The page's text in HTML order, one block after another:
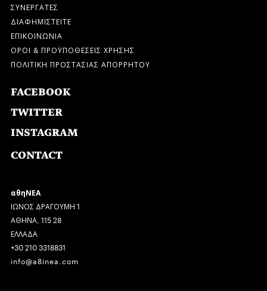
ΣΥΝΕΡΓΑΤΕΣ
ΔΙΑΦΗΜΙΣΤΕΙΤΕ
ΕΠΙΚΟΙΝΩΝΙΑ
ΟΡΟΙ & ΠΡΟΫΠΟΘΕΣΕΙΣ ΧΡΗΣΗΣ
ΠΟΛΙΤΙΚΗ ΠΡΟΣΤΑΣΙΑΣ ΑΠΟΡΡΗΤΟΥ
FACEBOOK
TWITTER
INSTAGRAM
CONTACT
αθηΝΕΑ
ΙΩΝΟΣ ΔΡΑΓΟΥΜΗ 1
ΑΘΗΝΑ, 115 28
ΕΛΛΑΔΑ
+30 210 3318831
info@a8inea.com